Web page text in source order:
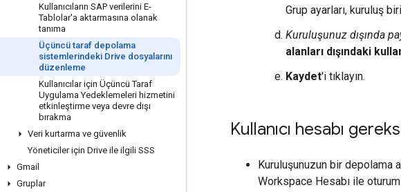
Kullanıcıların SAP verilerini E-
Tablolar'a aktarmasına olanak
tanıma
Üçüncü taraf depolama
sistemlerindeki Drive dosyalarını
düzenleme
Kullanıcılar için Üçüncü Taraf
Uygulama Yedeklemeleri hizmetini
etkinleştirme veya devre dışı
bırakma
Veri kurtarma ve güvenlik
Yöneticiler için Drive ile ilgili SSS
Gmail
Gruplar
Grup ayarları, kuruluş
Kuruluşunuz dışında
alanları dışındaki
Kaydet'i tıklayın.
Kullanıcı hesabı
Kuruluşunuzun bir depolama
Workspace Hesabı ile